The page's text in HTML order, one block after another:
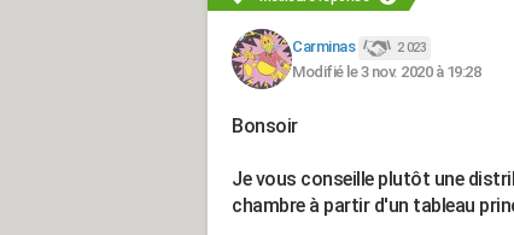
Carminas 2 023
Modifié le 3 nov. 2020 à 19:28
Bonsoir
Je vous conseille plutôt une
chambre à partir d'un tableau